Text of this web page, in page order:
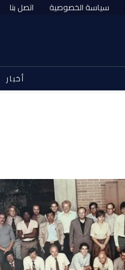
سياسة الخصوصية اتصل بنا
أخبار